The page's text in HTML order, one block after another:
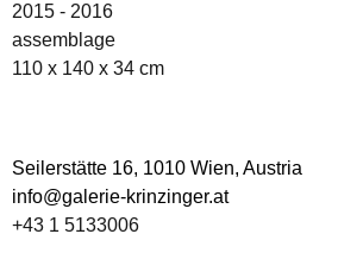
2015 - 2016
assemblage
110 x 140 x 34 cm
Seilerstätte 16, 1010 Wien, Austria
info@galerie-krinzinger.at
+43 1 5133006